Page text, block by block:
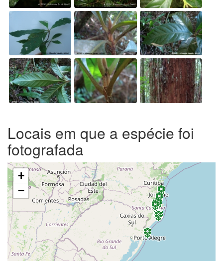
Locais em que a espécie foi
fotografada
+
−